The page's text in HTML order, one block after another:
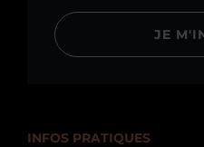
JE
INFOS PRATIQUES